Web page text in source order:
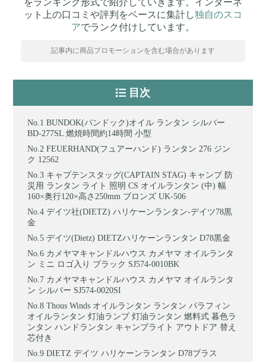
ット上の口コミや評判をベースに集計し独自のスコ
アでランク付けしています。
記事内に商品プロモーションを含む場合があります
目次
BUNDOK(バンドック)オイル ランタン シルバー
BD-277SL 燃焼時間約14時間 小型
FEUERHAND(フュアーハンド) ランタン 276 ジン
ク 12562
キャプテンスタッグ(CAPTAIN STAG) キャンプ 防
災用 ランタン ライト 照明 CS オイルランタン (中) 幅
160×奥行120×高さ250mm ブロンズ UK-506
デイツ社(DIETZ) ハリケーンランタン-デイツ78黒
金
デイツ(Dietz) DIETZハリケーンランタン D78黒金
カメヤマキャンドルハウス カメヤマ オイルランタ
ン ミニ ロゴ入り ブラック SJ574-0010BK
カメヤマキャンドルハウス カメヤマ オイルランタ
ン シルバー SJ574-0020SI
Thous Winds オイルランタン ランタン パラフィン
オイルランタン 灯油ランプ 灯油ランタン 燃料式 暮色ラ
ンタン ハンドランタン キャンプライト アウトドア 替え
芯付き
DIETZ デイツ ハリケーンランタン D78ブラス